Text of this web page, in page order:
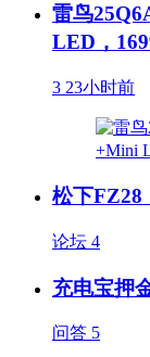
雷鸟
LED，
3 23小时前
松下FZ28
论坛 4
充电宝押
问答 5